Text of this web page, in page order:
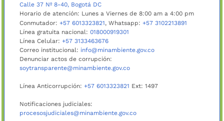
Calle 37 Nº 8-40, Bogotá DC
Horario de atención: Lunes a Viernes de 8:00 am a 4:00 pm
Conmutador: +57 6013323821, Whatsapp: +57 3102213891
Línea gratuita nacional: 018000919301
Línea Celular: +57 3133463676
Correo institucional: info@minambiente.gov.co
Denunciar actos de corrupción:
soytransparente@minambiente.gov.co
Línea Anticorrupción: +57 6013323821 Ext: 1497
Notificaciones judiciales:
procesosjudiciales@minambiente.gov.co